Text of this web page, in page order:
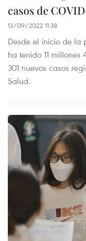
casos de
13/09/2022 11:38
Desde el inicio de la
ha tenido 11
301 nuevos casos
Salud.